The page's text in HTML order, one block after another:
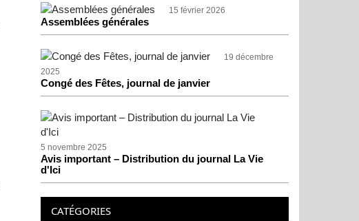
15 février 2026
Assemblées générales
19 décembre
2025
Congé des Fêtes, journal de janvier
5 novembre 2025
Avis important – Distribution du journal La Vie
d'Ici
CATÉGORIES